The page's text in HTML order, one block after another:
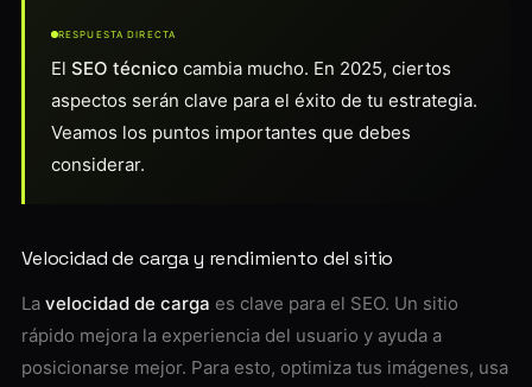
RESPUESTA DIRECTA
El SEO técnico cambia mucho. En 2025, ciertos
aspectos serán clave para el éxito de tu estrategia.
Veamos los puntos importantes que debes
considerar.
Velocidad de carga y rendimiento del sitio
La velocidad de carga es clave para el SEO. Un sitio
rápido mejora la experiencia del usuario y ayuda a
posicionarse mejor. Para esto, optimiza tus imágenes, usa